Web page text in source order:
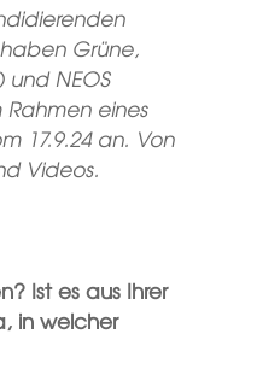
Grüne,
und NEOS
eines
17.9.24 an. Von
Videos.
Ist es aus Ihrer
in welcher